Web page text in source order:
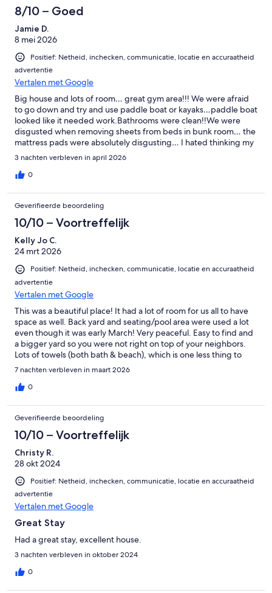
8/10 – Goed
Jamie D.
8 mei 2026
Positief: Netheid, inchecken, communicatie, locatie en accuraatheid
advertentie
Vertalen met Google
Big house and lots of room… great gym area!!! We were afraid
to go down and try and use paddle boat or kayaks…paddle boat
looked like it needed work.Bathrooms were clean!!We were
disgusted when removing sheets from beds in bunk room… the
mattress pads were absolutely disgusting… I hated thinking my
grand children were sleeping on those beds.
3 nachten verbleven in april 2026
0
Geverifieerde beoordeling
10/10 – Voortreffelijk
Kelly Jo C.
24 mrt 2026
Positief: Netheid, inchecken, communicatie, locatie en accuraatheid
advertentie
Vertalen met Google
This was a beautiful place! It had a lot of room for us all to have
space as well. Back yard and seating/pool area were used a lot
even though it was early March! Very peaceful. Easy to find and
a bigger yard so you were not right on top of your neighbors.
Lots of towels (both bath & beach), which is one less thing to
pack. If we are ever back in the area, we would want to book
7 nachten verbleven in maart 2026
0
Geverifieerde beoordeling
10/10 – Voortreffelijk
Christy R.
28 okt 2024
Positief: Netheid, inchecken, communicatie, locatie en accuraatheid
advertentie
Vertalen met Google
Great Stay
Had a great stay, excellent house.
3 nachten verbleven in oktober 2024
0